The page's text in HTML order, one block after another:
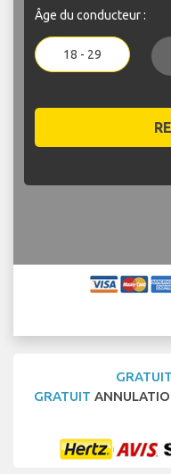
Âge du conducteur :
18 - 29
GRATUIT
GRATUIT